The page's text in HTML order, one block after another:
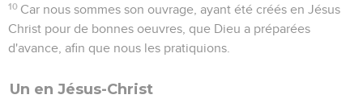
10 Car nous sommes son ouvrage, ayant été créés en Jésus
Christ pour de bonnes oeuvres, que Dieu a préparées
d'avance, afin que nous les pratiquions.
Un en Jésus-Christ